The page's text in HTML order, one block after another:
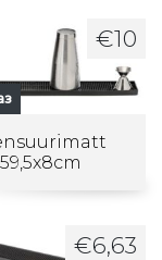
€10
59,5x8cm
€6,63